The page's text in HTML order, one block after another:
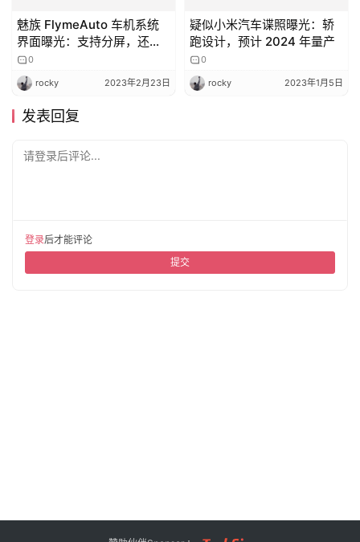
界面曝光：支持分屏，还有
趣味“小憩模式”
0
跑设计，预计 2024 年量产
0
提交